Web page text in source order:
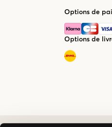
Options de
Options de